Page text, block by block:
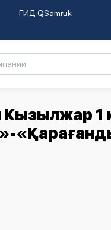
ГИД QSamruk
Кызылжар 1